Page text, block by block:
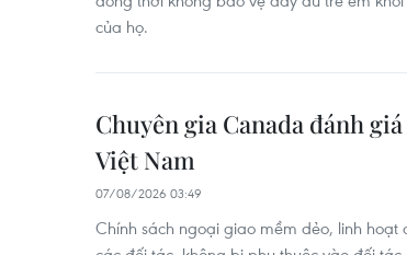
của họ.
Chuyên gia Canada đánh
Việt Nam
07/08/2026 03:49
Chính sách ngoại giao mềm dẻo, linh